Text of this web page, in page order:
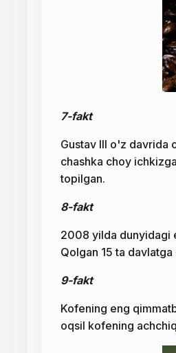
7-fakt
Gustav III o'z davrida
chashka choy
topilgan.
8-fakt
2008 yilda dunyidagi
Qolgan 15 ta
9-fakt
Kofening eng
oqsil kofening